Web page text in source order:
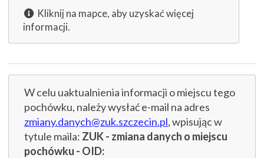
Kliknij na mapce, aby uzyskać więcej
informacji.
W celu uaktualnienia informacji o miejscu tego
pochówku, należy wysłać e-mail na adres
zmiany.danych@zuk.szczecin.pl, wpisując w
tytule maila: ZUK - zmiana danych o miejscu
pochówku - OID: